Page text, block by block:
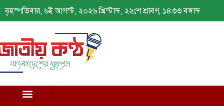
বৃহস্পতিবার, ৬ই আগস্ট, ২০২৬ খ্রিস্টাব্দ, ২২শে শ্রাবণ, ১৪৩৩ বঙ্গাব্দ